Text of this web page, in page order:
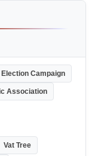
Election Campaign
Association
Vat Tree